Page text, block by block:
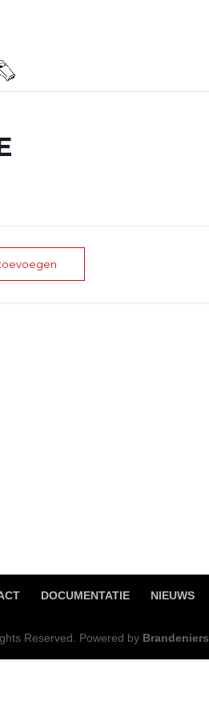
DOCUMENTATIE NIEUWS
Reserved. Powered by Brandeniers